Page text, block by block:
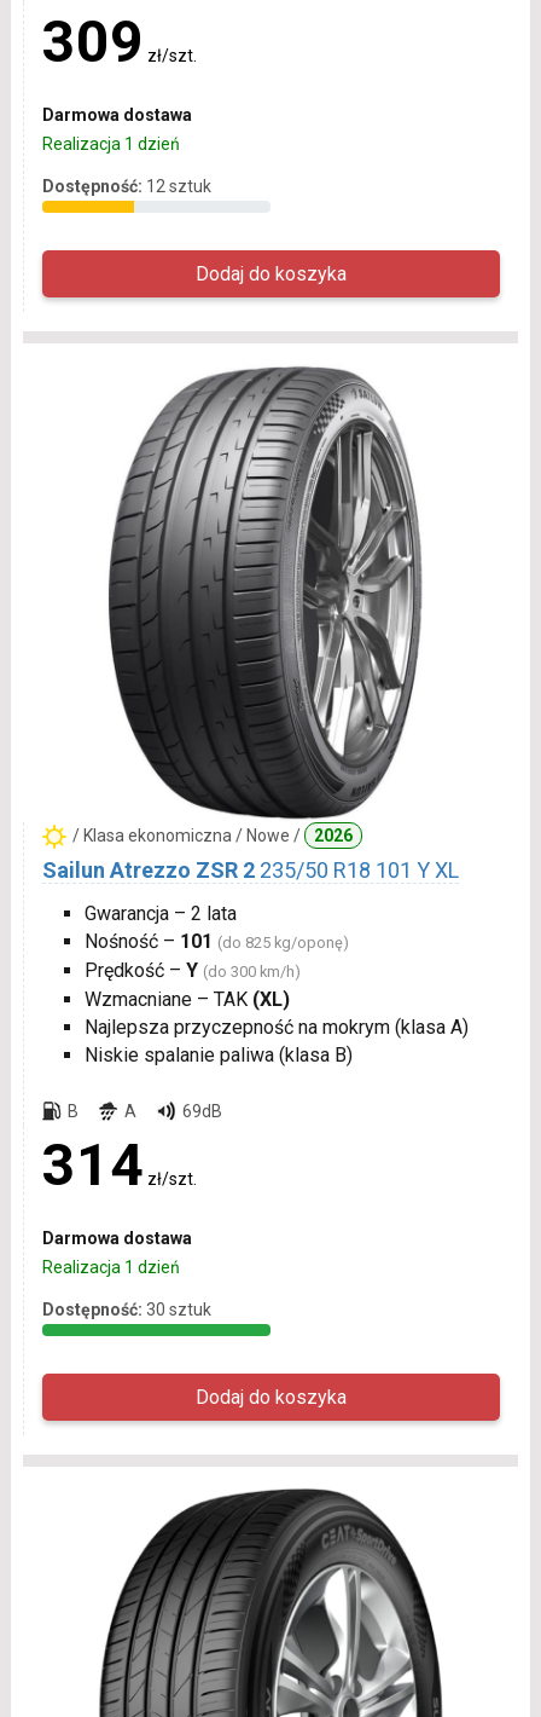
309 zł/szt.
Darmowa dostawa
Realizacja 1 dzień
Dostępność: 12 sztuk
/ Klasa ekonomiczna / Nowe / 2026
Sailun Atrezzo ZSR 2 235/50 R18 101 Y XL
Gwarancja – 2 lata
Nośność – 101 (do 825 kg/oponę)
Prędkość – Y (do 300 km/h)
Wzmacniane – TAK (XL)
Najlepsza przyczepność na mokrym (klasa A)
Niskie spalanie paliwa (klasa B)
B A 69dB
314 zł/szt.
Darmowa dostawa
Realizacja 1 dzień
Dostępność: 30 sztuk